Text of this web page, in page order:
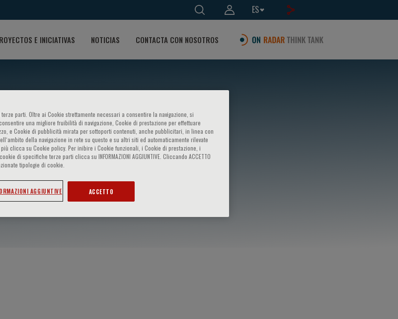
ES
E INICIATIVAS NOTICIAS CONTACTA CON NOSOTROS
parti. Oltre ai Cookie strettamente necessari a consentire la navigazione, si
una migliore fruibilità di navigazione, Cookie di prestazione per effettuare
e Cookie di pubblicità mirata per sottoporti contenuti, anche pubblicitari, in linea con
della navigazione in rete su questo e su altri siti ed automaticamente rilevate
clicca su Cookie policy. Per inibire i Cookie funzionali, i Cookie di prestazione, i
di specifiche terze parti clicca su INFORMAZIONI AGGIUNTIVE. Cliccando ACCETTO
tipologie di cookie.
AGGIUNTIVE ACCETTO